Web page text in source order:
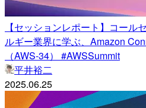
【セッションレポート】コール
ルギー業界に学ぶ、Amazon
（AWS-34） #AWSSummit
平井裕二
2025.06.25